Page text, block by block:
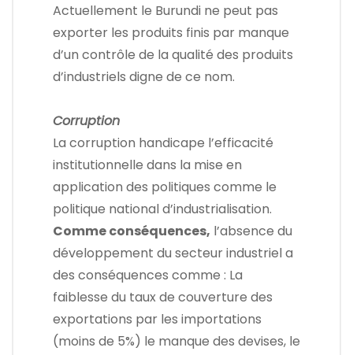
Actuellement le Burundi ne peut pas
exporter les produits finis par manque
d’un contrôle de la qualité des produits
d’industriels digne de ce nom.
Corruption
La corruption handicape l’efficacité
institutionnelle dans la mise en
application des politiques comme le
politique national d’industrialisation.
Comme conséquences, l’absence du
développement du secteur industriel a
des conséquences comme : La
faiblesse du taux de couverture des
exportations par les importations
(moins de 5%) le manque des devises, le